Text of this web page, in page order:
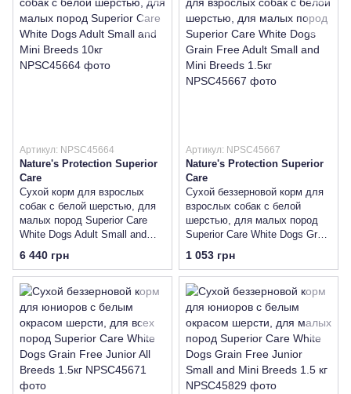
Артикул: NPSC45664
Nature's Protection Superior
Care
Сухой корм для взрослых
собак с белой шерстью, для
малых пород Superior Care
White Dogs Adult Small and
Mini Breeds 10кг
6 440 грн
Артикул: NPSC45667
Nature's Protection Superior
Care
Сухой беззерновой корм для
взрослых собак с белой
шерстью, для малых пород
Superior Care White Dogs Grain
Free Adult Small and Mini
Breeds 1.5кг
1 053 грн